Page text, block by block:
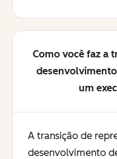
Como você faz a
um
A transição de
desenvolvimento